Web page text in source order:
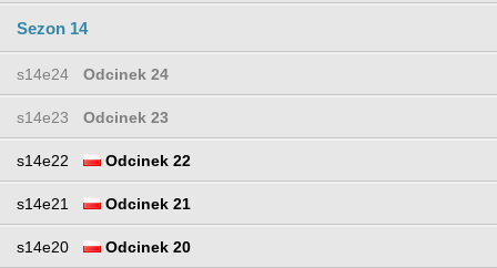
Sezon 14
s14e24 Odcinek 24
s14e23 Odcinek 23
s14e22 Odcinek 22
s14e21 Odcinek 21
s14e20 Odcinek 20